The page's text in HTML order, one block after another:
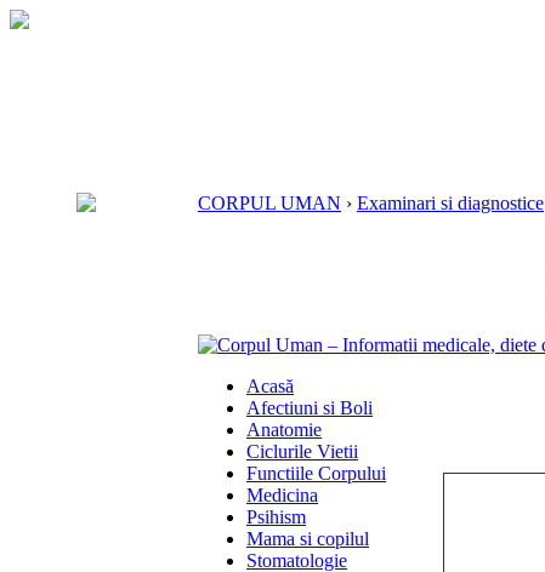
CORPUL UMAN › Examinari si diagnostice
Acasă
Afectiuni si Boli
Anatomie
Ciclurile Vietii
Functiile Corpului
Medicina
Psihism
Mama si copilul
Stomatologie